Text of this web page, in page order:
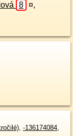
8 ¤,
, -136174084,